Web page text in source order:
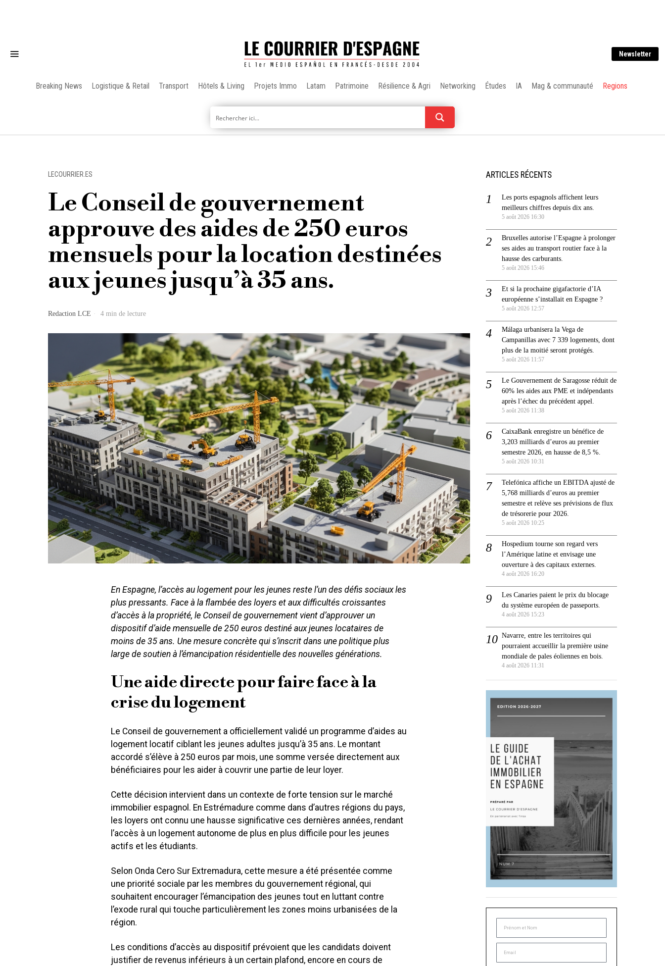
Newsletter
Breaking News Logistique & Retail Transport Hôtels & Living Projets Immo Latam Patrimoine Résilience & Agri Networking Études IA Mag & communauté Regions
LECOURRIER.ES
Le Conseil de gouvernement
approuve des aides de 250 euros
mensuels pour la location destinées
aux jeunes jusqu’à 35 ans.
Redaction LCE 4 min de lecture
En Espagne, l’accès au logement pour les jeunes reste l’un des défis sociaux les
plus pressants. Face à la flambée des loyers et aux difficultés croissantes
d’accès à la propriété, le Conseil de gouvernement vient d’approuver un
dispositif d’aide mensuelle de 250 euros destiné aux jeunes locataires de
moins de 35 ans. Une mesure concrète qui s’inscrit dans une politique plus
large de soutien à l’émancipation résidentielle des nouvelles générations.
Une aide directe pour faire face à la
crise du logement
Le Conseil de gouvernement a officiellement validé un programme d’aides au
logement locatif ciblant les jeunes adultes jusqu’à 35 ans. Le montant
accordé s’élève à 250 euros par mois, une somme versée directement aux
bénéficiaires pour les aider à couvrir une partie de leur loyer.
Cette décision intervient dans un contexte de forte tension sur le marché
immobilier espagnol. En Estrémadure comme dans d’autres régions du pays,
les loyers ont connu une hausse significative ces dernières années, rendant
l’accès à un logement autonome de plus en plus difficile pour les jeunes
actifs et les étudiants.
Selon Onda Cero Sur Extremadura, cette mesure a été présentée comme
une priorité sociale par les membres du gouvernement régional, qui
souhaitent encourager l’émancipation des jeunes tout en luttant contre
l’exode rural qui touche particulièrement les zones moins urbanisées de la
région.
Les conditions d’accès au dispositif prévoient que les candidats doivent
justifier de revenus inférieurs à un certain plafond, encore en cours de
ARTICLES RÉCENTS
Les ports espagnols affichent leurs
meilleurs chiffres depuis dix ans.
5 août 2026 16:30
Bruxelles autorise l’Espagne à prolonger
ses aides au transport routier face à la
hausse des carburants.
5 août 2026 15:46
Et si la prochaine gigafactorie d’IA
européenne s’installait en Espagne ?
5 août 2026 12:57
Málaga urbanisera la Vega de
Campanillas avec 7 339 logements, dont
plus de la moitié seront protégés.
5 août 2026 11:57
Le Gouvernement de Saragosse réduit de
60% les aides aux PME et indépendants
après l’échec du précédent appel.
5 août 2026 11:38
CaixaBank enregistre un bénéfice de
3,203 milliards d’euros au premier
semestre 2026, en hausse de 8,5 %.
5 août 2026 10:31
Telefónica affiche un EBITDA ajusté de
5,768 milliards d’euros au premier
semestre et relève ses prévisions de flux
de trésorerie pour 2026.
5 août 2026 10:25
Hospedium tourne son regard vers
l’Amérique latine et envisage une
ouverture à des capitaux externes.
4 août 2026 16:20
Les Canaries paient le prix du blocage
du système européen de passeports.
4 août 2026 15:23
Navarre, entre les territoires qui
pourraient accueillir la première usine
mondiale de pales éoliennes en bois.
4 août 2026 11:31